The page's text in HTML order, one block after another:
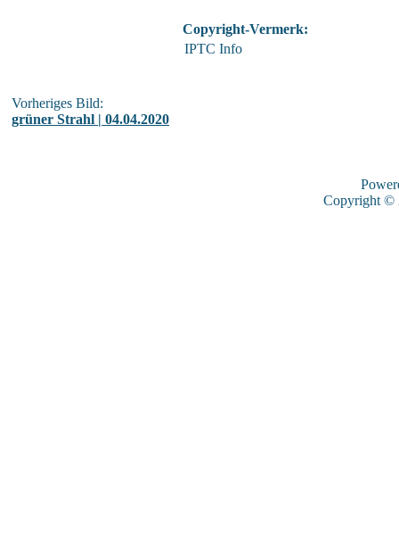
Copyright-Vermerk:
IPTC Info
Vorheriges Bild:
grüner Strahl | 04.04.2020
Copyright ©